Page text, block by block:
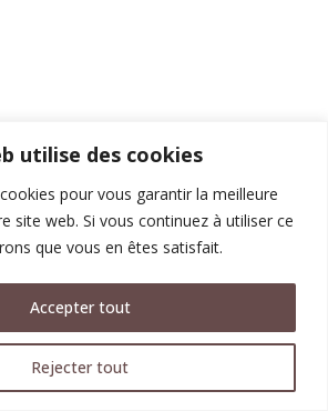
utilise des cookies
pour vous garantir la meilleure
site web. Si vous continuez à utiliser ce
que vous en êtes satisfait.
Rejecter tout
Accepter tout